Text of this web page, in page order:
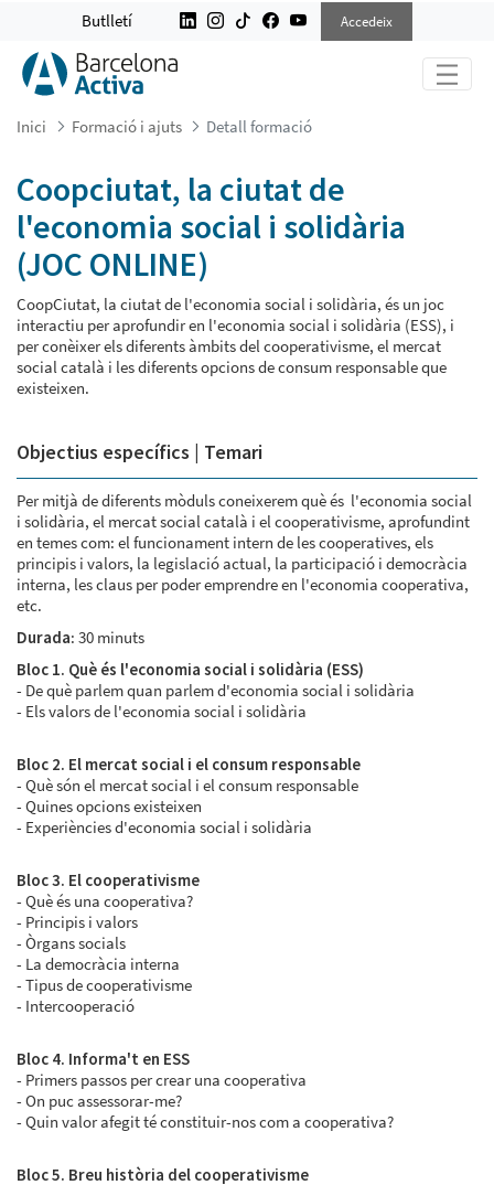
COOPCIUTAT, LA CIUTAT DE
Butlletí Accedeix
Inici Formació i ajuts Detall formació
Coopciutat, la ciutat de
l'economia social i solidària
(JOC ONLINE)
CoopCiutat, la ciutat de l'economia social i solidària, és un joc
interactiu per aprofundir en l'economia social i solidària (ESS), i
per conèixer els diferents àmbits del cooperativisme, el mercat
social català i les diferents opcions de consum responsable que
existeixen.
Objectius específics | Temari
Per mitjà de diferents mòduls coneixerem què és l'economia social
i solidària, el mercat social català i el cooperativisme, aprofundint
en temes com: el funcionament intern de les cooperatives, els
principis i valors, la legislació actual, la participació i democràcia
interna, les claus per poder emprendre en l'economia cooperativa,
etc.
Durada: 30 minuts
Bloc 1. Què és l'economia social i solidària (ESS)
- De què parlem quan parlem d'economia social i solidària
- Els valors de l'economia social i solidària
Bloc 2. El mercat social i el consum responsable
- Què són el mercat social i el consum responsable
- Quines opcions existeixen
- Experiències d'economia social i solidària
Bloc 3. El cooperativisme
- Què és una cooperativa?
- Principis i valors
- Òrgans socials
- La democràcia interna
- Tipus de cooperativisme
- Intercooperació
Bloc 4. Informa't en ESS
- Primers passos per crear una cooperativa
- On puc assessorar-me?
- Quin valor afegit té constituir-nos com a cooperativa?
Bloc 5. Breu història del cooperativisme